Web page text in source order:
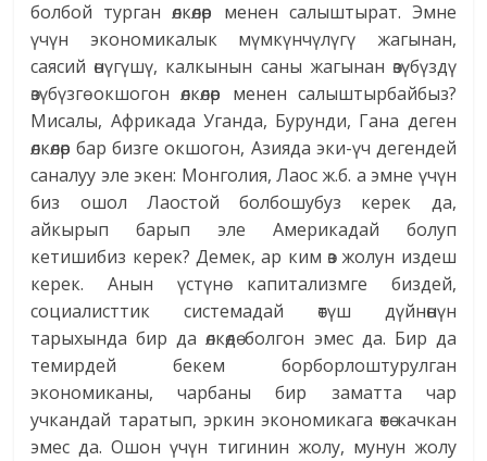
болбой турган өлкөлөр менен салыштырат. Эмне
үчүн экономикалык мүмкүнчүлүгү жагынан,
саясий өнүгүшү, калкынын саны жагынан өзүбүздү
өзүбүзгө окшогон өлкөлөр менен салыштырбайбыз?
Мисалы, Африкада Уганда, Бурунди, Гана деген
өлкөлөр бар бизге окшогон, Азияда эки-үч дегендей
саналуу эле экен: Монголия, Лаос ж.б. а эмне үчүн
биз ошол Лаостой болбошубуз керек да,
айкырып барып эле Америкадай болуп
кетишибиз керек? Демек, ар ким өз жолун издеш
керек. Анын үстүнө капитализмге биздей,
социалисттик системадай өтүш дүйнөнүн
тарыхында бир да өлкөдө болгон эмес да. Бир да
темирдей бекем борборлоштурулган
экономиканы, чарбаны бир заматта чар
учкандай таратып, эркин экономикага өтө качкан
эмес да. Ошон үчүн тигинин жолу, мунун жолу